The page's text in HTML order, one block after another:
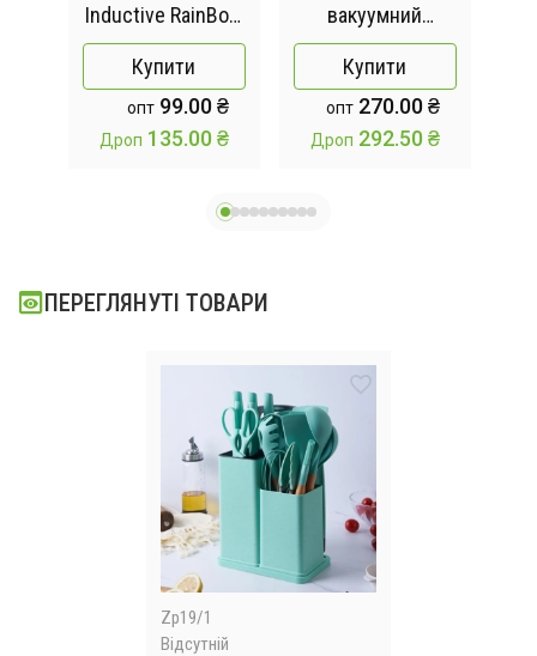
Inductive RainBow
Color Cup з LED
підсвічуванням
для напоїв 200 мл
Купити
опт99.00 ₴
Дроп 135.00 ₴
вакуумний
пакувальник
Vacuum Sealer
Купити
опт270.00 ₴
Дроп 292.50 ₴
ПЕРЕГЛЯНУТІ ТОВАРИ
Zp19/1
Відсутній